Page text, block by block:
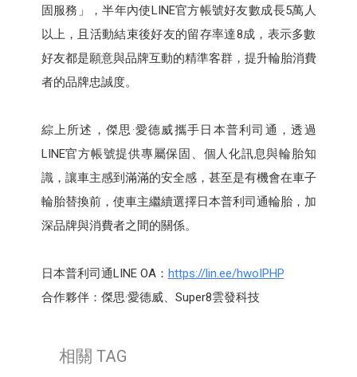
固服務」，半年內使LINE官方帳號好友數成長5萬人
以上，且活動結束後好友的留存率達8成，表示多數
好友都是願意與品牌互動的精準客群，提升輪胎消費
者的品牌忠誠度。
綜上所述，傑思·愛德威攜手日本普利司通，透過
LINE官方帳號提供專屬保固、個人化訊息與輪胎知
識，讓車主感到滿滿的安全感，甚至是有機會在車子
輪胎替換前，使車主繼續選擇日本普利司通輪胎，加
深品牌與消費者之間的關係。
日本普利司通LINE OA： https://lin.ee/hwoIPHP
合作夥伴：傑思·愛德威、Super8雲發科技
相關 TAG